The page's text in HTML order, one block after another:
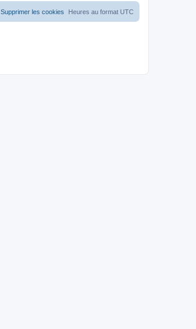
Heures au format UTC
Supprimer les cookies